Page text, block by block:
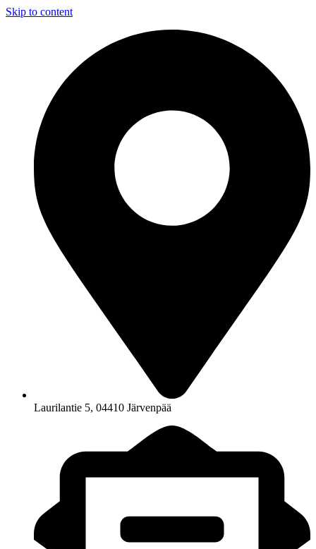
Skip to content
Laurilantie 5, 04410 Järvenpää